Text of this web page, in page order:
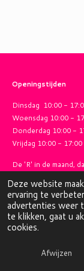
Deze website
ervaring te
advertenties weer
te klikken, gaat u
cookies.
Afwijzen
Openingstijden
Dinsdag 10:00 -
Woensdag 10:00 -
Donderdag 10:00 -
Vrijdag 10:00 - 17:00
De 'R' in de maand,
© 2025 - 2026